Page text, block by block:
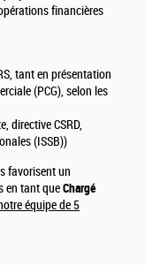
financières
tant en présentation
(PCG), selon les
directive CSRD,
(ISSB))
favorisent un
en tant queChargé
équipe de 5